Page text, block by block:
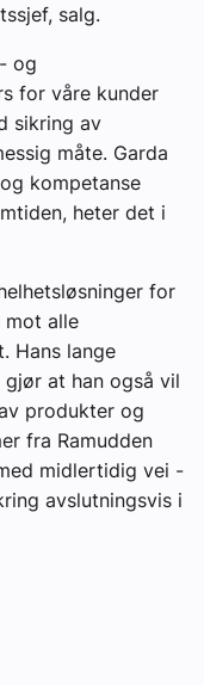
salg.
og
for våre kunder
sikring av
måte. Garda
kompetanse
heter det i
for
mot alle
Hans lange
at han også vil
produkter og
fra Ramudden
midlertidig vei -
avslutningsvis i